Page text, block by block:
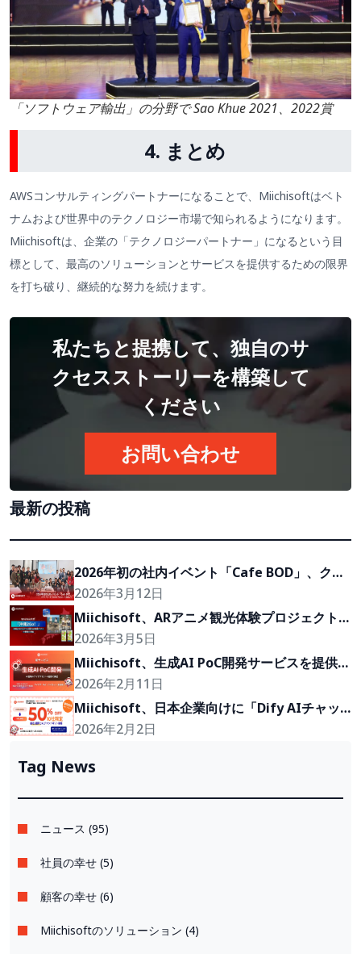
「ソフトウェア輸出」の分野で Sao Khue 2021、2022賞
4. まとめ
AWSコンサルティングパートナーになることで、Miichisoftはベト
ナムおよび世界中のテクノロジー市場で知られるようになります。
Miichisoftは、企業の「テクノロジーパートナー」になるという目
標として、最高のソリューションとサービスを提供するための限界
を打ち破り、継続的な努力を続けます。
私たちと提携して、独自のサ
クセスストーリーを構築して
ください
お問い合わせ
最新の投稿
2026年初の社内イベント「Cafe BOD」、クラ
イアントの『Growth Partner』を目指して
2026年3月12日
Miichisoft、ARアニメ観光体験プロジェクト
「沖縄2Go！」の開発に参画
2026年3月5日
Miichisoft、生成AI PoC開発サービスを提供開
始。アイデアを2〜4週間で実現可能なプロトタ
イプに。
2026年2月11日
Miichisoft、日本企業向けに「Dify AIチャッ
トボット」導入支援プランを50％割引で提供。
2026年2月2日
Tag News
ニュース (95)
社員の幸せ (5)
顧客の幸せ (6)
Miichisoftのソリューション (4)